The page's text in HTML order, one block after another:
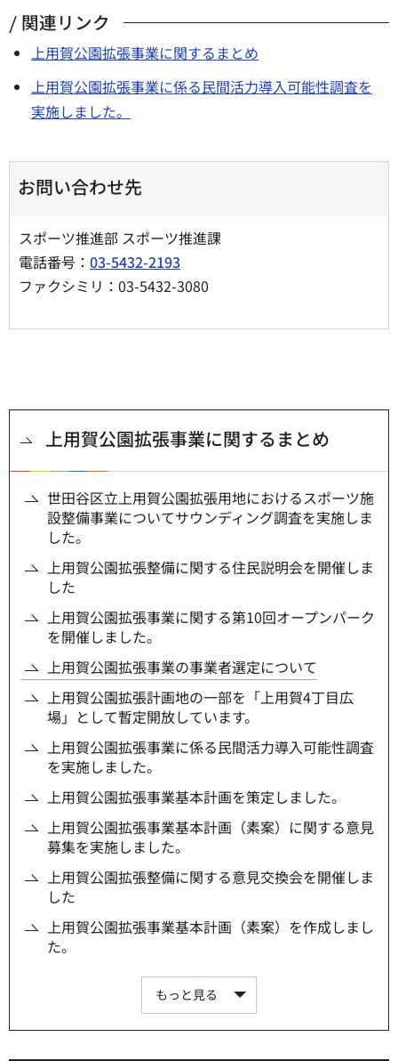
関連リンク
上用賀公園拡張事業に関するまとめ
上用賀公園拡張事業に係る民間活力導入可能性調査を
実施しました。
お問い合わせ先
スポーツ推進部 スポーツ推進課
電話番号： 03-5432-2193
ファクシミリ：03-5432-3080
上用賀公園拡張事業に関するまとめ
世田谷区立上用賀公園拡張用地におけるスポーツ施
設整備事業についてサウンディング調査を実施しま
した。
上用賀公園拡張整備に関する住民説明会を開催しま
した
上用賀公園拡張事業に関する第10回オープンパーク
を開催しました。
上用賀公園拡張事業の事業者選定について
上用賀公園拡張計画地の一部を「上用賀4丁目広
場」として暫定開放しています。
上用賀公園拡張事業に係る民間活力導入可能性調査
を実施しました。
上用賀公園拡張事業基本計画を策定しました。
上用賀公園拡張事業基本計画（素案）に関する意見
募集を実施しました。
上用賀公園拡張整備に関する意見交換会を開催しま
した
上用賀公園拡張事業基本計画（素案）を作成しまし
た。
もっと見る